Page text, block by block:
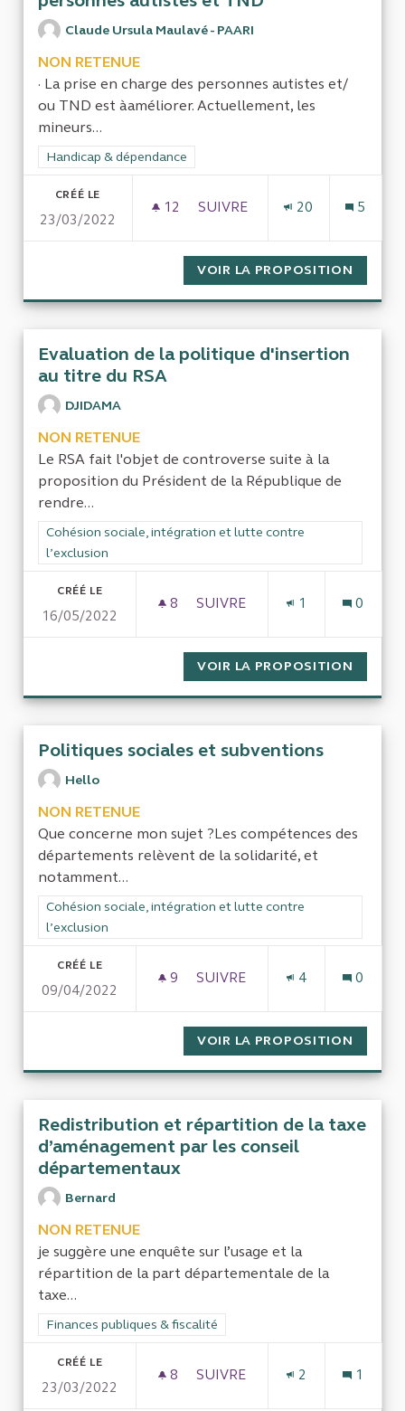
Claude Ursula Maulavé - PAARI
NON RETENUE
· La prise en charge des personnes autistes et/
ou TND est àaméliorer. Actuellement, les
mineurs...
Filtrer les résultats de la catégorie : Handicap & dépendance
Handicap & dépendance
CRÉÉ LE
23/03/2022
12 12 ABONNÉS
SUIVRE
20 5
VOIR LA PROPOSITION
Evaluation de la politique d'insertion
au titre du RSA
DJIDAMA
NON RETENUE
Le RSA fait l'objet de controverse suite à la
proposition du Président de la République de
rendre...
Filtrer les résultats de la catégorie : Cohésion sociale,
Cohésion sociale, intégration et lutte contre
l’exclusion
CRÉÉ LE
16/05/2022
8 8 ABONNÉS
SUIVRE
1 0
VOIR LA PROPOSITION
Politiques sociales et subventions
Hello
NON RETENUE
Que concerne mon sujet ?Les compétences des
départements relèvent de la solidarité, et
notamment...
Filtrer les résultats de la catégorie : Cohésion sociale,
Cohésion sociale, intégration et lutte contre
l’exclusion
CRÉÉ LE
09/04/2022
9 9 ABONNÉS
SUIVRE
4 0
VOIR LA PROPOSITION
Redistribution et répartition de la taxe
d’aménagement par les conseil
départementaux
Bernard
NON RETENUE
je suggère une enquête sur l’usage et la
répartition de la part départementale de la
taxe...
Filtrer les résultats de la catégorie : Finances publiques &
Finances publiques & fiscalité
CRÉÉ LE
23/03/2022
8 8 ABONNÉS
SUIVRE
2 1